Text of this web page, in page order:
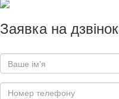
Заявка на дзвінок